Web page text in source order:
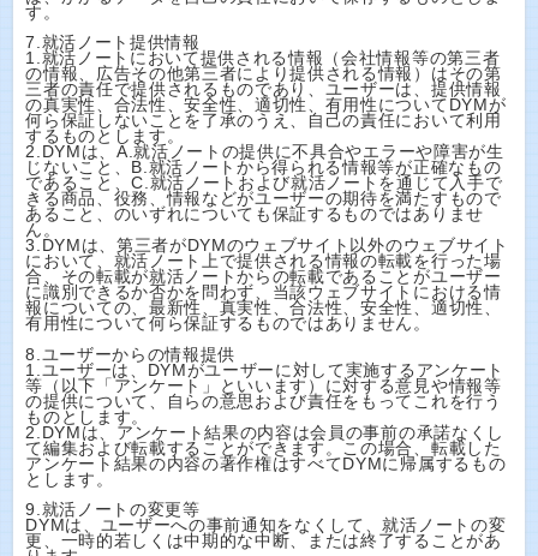
す。
7.就活ノート提供情報
1.就活ノートにおいて提供される情報（会社情報等の第三者
の情報、広告その他第三者により提供される情報）はその第
三者の責任で提供されるものであり、ユーザーは、提供情報
の真実性、合法性、安全性、適切性、有用性についてDYMが
何ら保証しないことを了承のうえ、自己の責任において利用
するものとします。
2.DYMは、A.就活ノートの提供に不具合やエラーや障害が生
じないこと、B.就活ノートから得られる情報等が正確なもの
であること、C.就活ノートおよび就活ノートを通じて入手で
きる商品、役務、情報などがユーザーの期待を満たすもので
あること、のいずれについても保証するものではありませ
ん。
3.DYMは、第三者がDYMのウェブサイト以外のウェブサイト
において、就活ノート上で提供される情報の転載を行った場
合、その転載が就活ノートからの転載であることがユーザー
に識別できるか否かを問わず、当該ウェブサイトにおける情
報についての、最新性、真実性、合法性、安全性、適切性、
有用性について何ら保証するものではありません。
8.ユーザーからの情報提供
1.ユーザーは、DYMがユーザーに対して実施するアンケート
等（以下「アンケート」といいます）に対する意見や情報等
の提供について、自らの意思および責任をもってこれを行う
ものとします。
2.DYMは、アンケート結果の内容は会員の事前の承諾なくし
て編集および転載することができます。この場合、転載した
アンケート結果の内容の著作権はすべてDYMに帰属するもの
とします。
9.就活ノートの変更等
DYMは、ユーザーへの事前通知をなくして、就活ノートの変
更、一時的若しくは中期的な中断、または終了することがあ